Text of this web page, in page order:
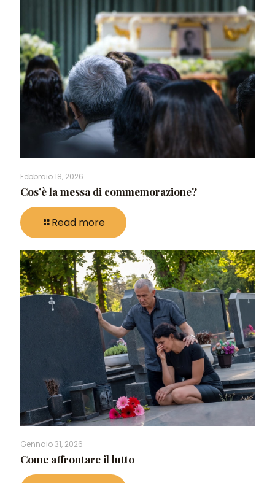
Febbraio 18, 2026
Cos’è la messa di commemorazione?
Read more
Gennaio 31, 2026
Come affrontare il lutto